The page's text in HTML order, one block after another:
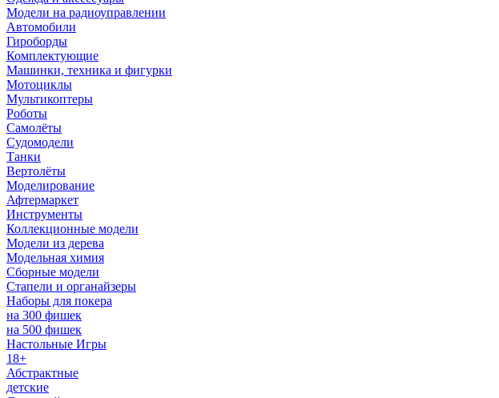
Модели на радиоуправлении
Автомобили
Гироборды
Комплектующие
Машинки, техника и фигурки
Мотоциклы
Мультикоптеры
Роботы
Самолёты
Судомодели
Танки
Вертолёты
Моделирование
Афтермаркет
Инструменты
Коллекционные модели
Модели из дерева
Модельная химия
Сборные модели
Стапели и органайзеры
Наборы для покера
на 300 фишек
на 500 фишек
Настольные Игры
18+
Абстрактные
детские